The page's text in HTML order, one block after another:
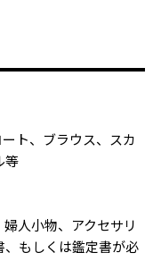
ト、ブラウス、スカ
等
人小物、アクセサリ
もしくは鑑定書が必